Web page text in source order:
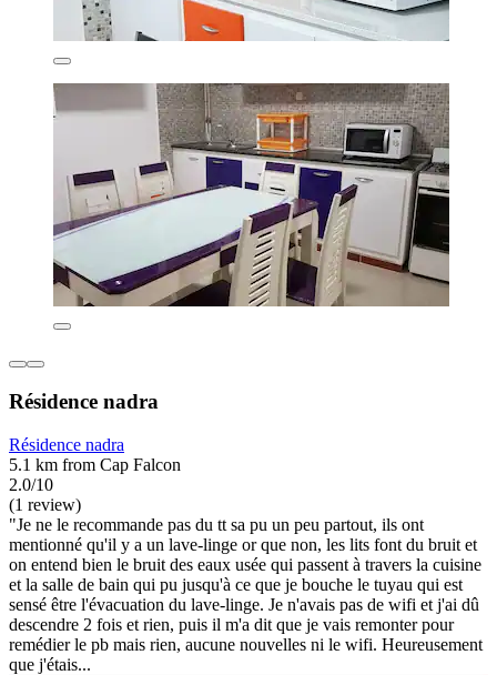
Résidence nadra
Résidence nadra
5.1 km from Cap Falcon
2.0/10
(1 review)
"Je ne le recommande pas du tt sa pu un peu partout, ils ont
mentionné qu'il y a un lave-linge or que non, les lits font du bruit et
on entend bien le bruit des eaux usée qui passent à travers la cuisine
et la salle de bain qui pu jusqu'à ce que je bouche le tuyau qui est
sensé être l'évacuation du lave-linge. Je n'avais pas de wifi et j'ai dû
descendre 2 fois et rien, puis il m'a dit que je vais remonter pour
remédier le pb mais rien, aucune nouvelles ni le wifi. Heureusement
que j'étais...